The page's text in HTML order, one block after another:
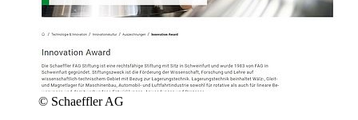
© Schaeffler AG